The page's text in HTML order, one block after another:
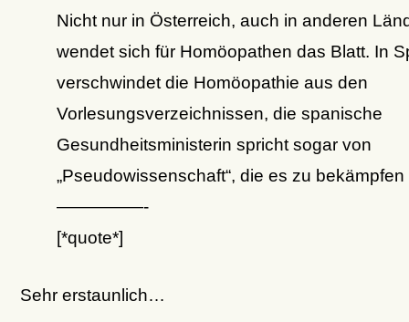
Nicht nur in Österreich, auch in anderen
wendet sich für Homöopathen das Blatt. In
verschwindet die Homöopathie aus den
Vorlesungsverzeichnissen, die spanische
Gesundheitsministerin spricht sogar von
„Pseudowissenschaft“, die es zu bekämpfen
—————-
[*quote*]
Sehr erstaunlich…